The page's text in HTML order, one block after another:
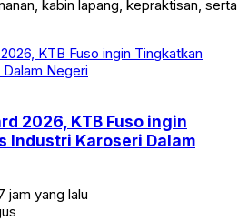
kabin lapang, kepraktisan, serta
2026, KTB Fuso ingin
Industri Karoseri Dalam
jam yang lalu